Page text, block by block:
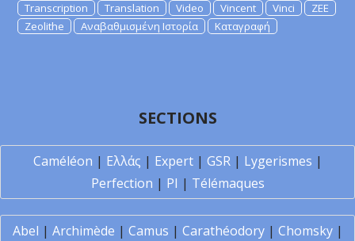
Transcription
Translation Video Vincent Vinci
ZEE
Zeolithe
Αναβαθμισμένη Ιστορία Καταγραφή
SECTIONS
Caméléon | Ελλάς | Expert| GSR| Lygerismes |
Perfection | PI | Télémaques
Abel | Archimède | Camus | Carathéodory| Chomsky|